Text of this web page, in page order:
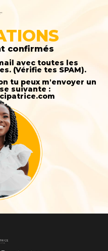
confirmés
avec toutes les
(Vérifie tes SPAM).
tu peux m'envoyer un
suivante :